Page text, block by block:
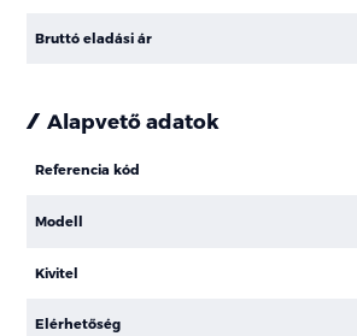
Bruttó eladási ár
Alapvető adatok
Referencia kód
Modell
Kivitel
Elérhetőség